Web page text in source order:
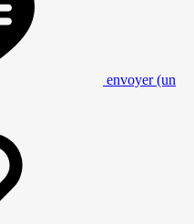
envoyer (un